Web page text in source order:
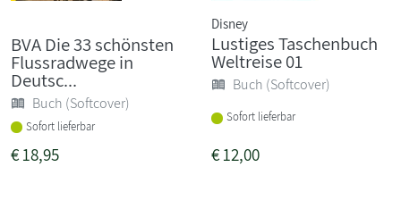
BVA Die 33 schönsten
Flussradwege in
Deutsc...
Buch (Softcover)
Sofort lieferbar
€18,95
Disney
Lustiges Taschenbuch
Weltreise 01
Buch (Softcover)
Sofort lieferbar
€12,00